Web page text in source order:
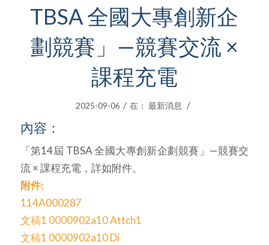
TBSA 全國大專創新企
劃競賽」—競賽交流 ×
課程充電
2025-09-06 / 在： 最新消息 /
內容：
「第14屆 TBSA 全國大專創新企劃競賽」—競賽交
流 × 課程充電，詳如附件。
附件:
114A000287
文稿1 0000902a10 Attch1
文稿1 0000902a10 Di